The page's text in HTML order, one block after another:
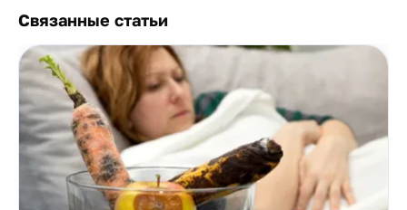
Связанные статьи